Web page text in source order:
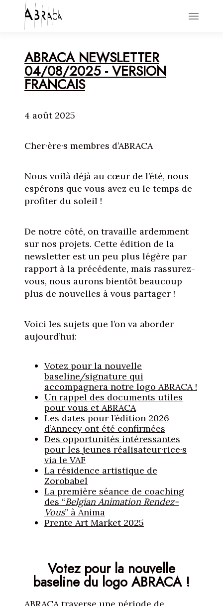
HOME
ACTIONS
NEWS
ABRACA NEWSLETTER
04/08/2025 - VERSION
FRANCAIS
4 août 2025
Cher·ère·s membres d’ABRACA
Nous voilà déjà au cœur de l’été, nous
espérons que vous avez eu le temps de
profiter du soleil !
De notre côté, on travaille ardemment
sur nos projets. Cette édition de la
newsletter est un peu plus légère par
rapport à la précédente, mais rassurez-
vous, nous aurons bientôt beaucoup
plus de nouvelles à vous partager !
Voici les sujets que l’on va aborder
aujourd’hui:
Votez pour la nouvelle
baseline/signature qui
accompagnera notre logo ABRACA !
Un rappel des documents utiles
pour vous et ABRACA
Les dates pour l’édition 2026
d’Annecy ont été confirmées
Des opportunités intéressantes
pour les jeunes réalisateur·rice·s
via le VAF
La résidence artistique de
Zorobabel
La première séance de coaching
des “Belgian Animation Rendez-
Vous” à Anima
Prente Art Market 2025
Votez pour la nouvelle
baseline du logo ABRACA !